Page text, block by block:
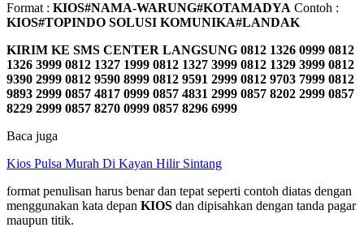
Format : KIOS#NAMA-WARUNG#KOTAMADYA Contoh :
KIOS#TOPINDO SOLUSI KOMUNIKA#LANDAK
KIRIM KE SMS CENTER LANGSUNG 0812 1326 0999 0812
1326 3999 0812 1327 1999 0812 1327 3999 0812 1329 3999 0812
9390 2999 0812 9590 8999 0812 9591 2999 0812 9703 7999 0812
9893 2999 0857 4817 0999 0857 4831 2999 0857 8202 2999 0857
8229 2999 0857 8270 0999 0857 8296 6999
Baca juga
Kios Pulsa Murah Di Kayan Hilir Sintang
format penulisan harus benar dan tepat seperti contoh diatas dengan
menggunakan kata depan KIOS dan dipisahkan dengan tanda pagar
maupun titik.